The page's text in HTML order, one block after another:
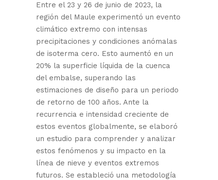
Entre el 23 y 26 de junio de 2023, la
región del Maule experimentó un evento
climático extremo con intensas
precipitaciones y condiciones anómalas
de isoterma cero. Esto aumentó en un
20% la superficie líquida de la cuenca
del embalse, superando las
estimaciones de diseño para un periodo
de retorno de 100 años. Ante la
recurrencia e intensidad creciente de
estos eventos globalmente, se elaboró
un estudio para comprender y analizar
estos fenómenos y su impacto en la
línea de nieve y eventos extremos
futuros. Se estableció una metodología